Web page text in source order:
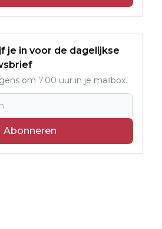
je in voor de dagelijkse
om 7.00 uur in je mailbox.
Abonneren